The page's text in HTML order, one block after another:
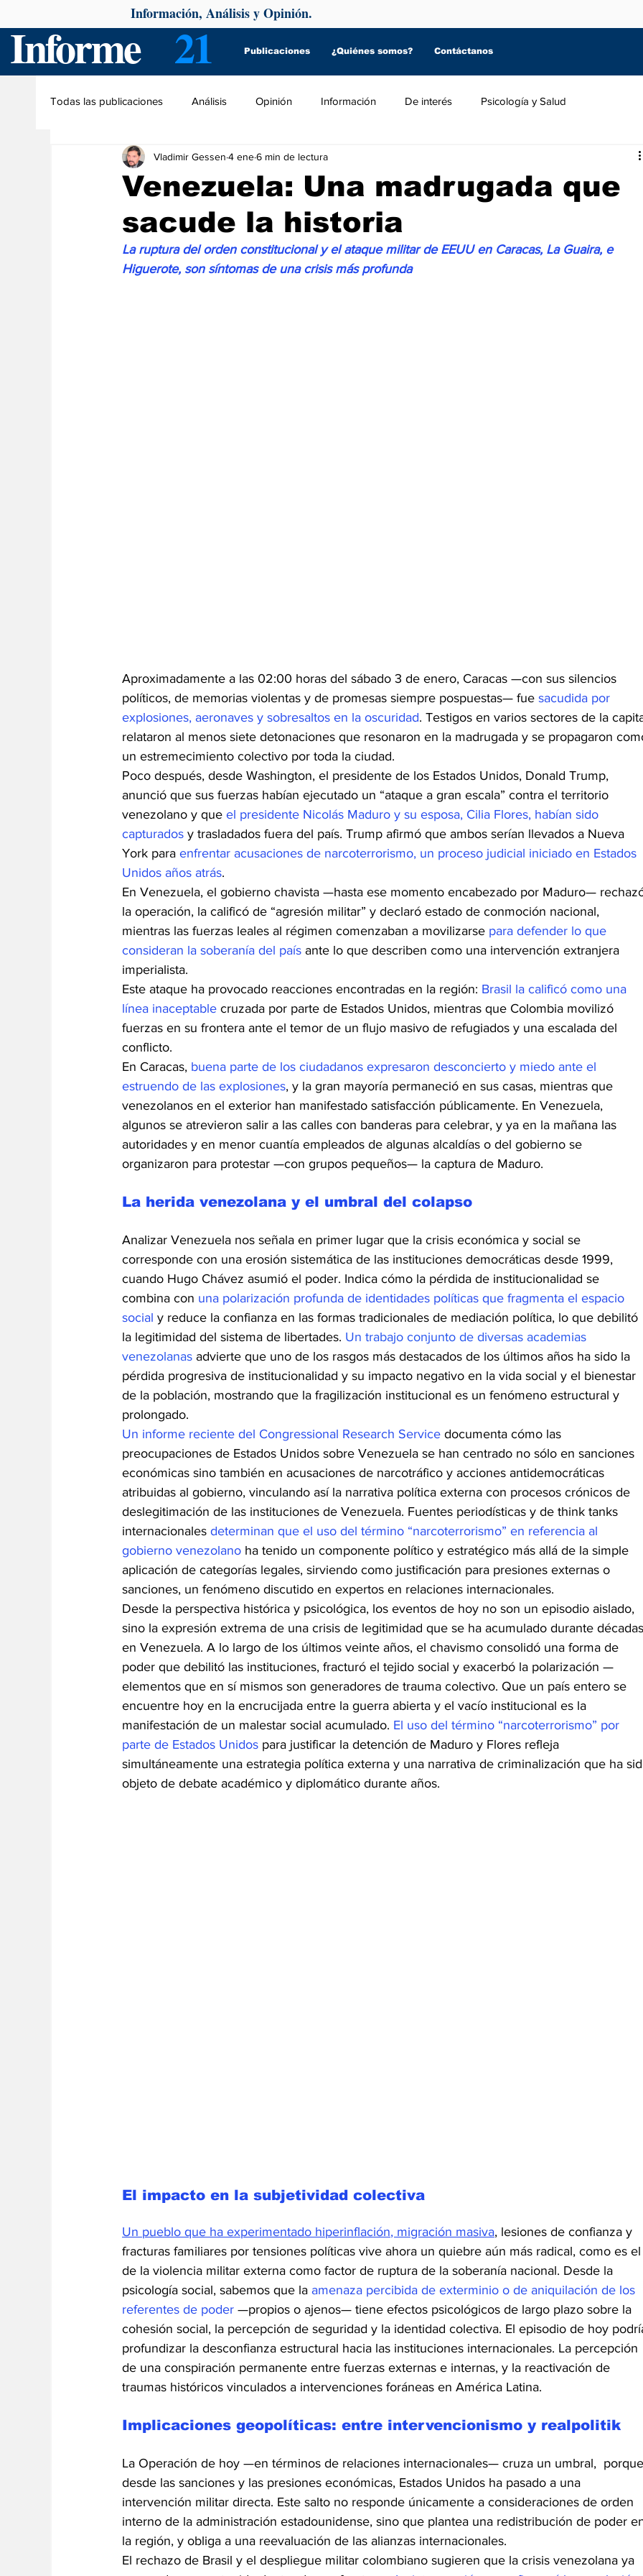
Informe 21 Publicaciones ¿Quiénes somos? Contáctanos
Información, Análisis y Opinión.
Todas las publicaciones Análisis Opinión Información De interés Psicología y Salud
Venezuela: Una madrugada que
sacude la historia
Vladimir Gessen 4 ene6 min de lectura
La ruptura del orden constitucional y el ataque militar de EEUU en Caracas, La Guaira, e
Higuerote, son síntomas de una crisis más profunda
Aproximadamente a las 02:00 horas del sábado 3 de enero, Caracas —con sus silencios
políticos, de memorias violentas y de promesas siempre pospuestas— fue sacudida por
explosiones, aeronaves y sobresaltos en la oscuridad. Testigos en varios sectores de la
relataron al menos siete detonaciones que resonaron en la madrugada y se propagaron
un estremecimiento colectivo por toda la ciudad.
Poco después, desde Washington, el presidente de los Estados Unidos, Donald Trump,
anunció que sus fuerzas habían ejecutado un “ataque a gran escala” contra el territorio
venezolano y que el presidente Nicolás Maduro y su esposa, Cilia Flores, habían sido
capturados y trasladados fuera del país. Trump afirmó que ambos serían llevados a Nueva
York para enfrentar acusaciones de narcoterrorismo, un proceso judicial iniciado en Estados
Unidos años atrás.
En Venezuela, el gobierno chavista —hasta ese momento encabezado por Maduro—
la operación, la calificó de “agresión militar” y declaró estado de conmoción nacional,
mientras las fuerzas leales al régimen comenzaban a movilizarse para defender lo que
consideran la soberanía del país ante lo que describen como una intervención extranjera
imperialista.
Este ataque ha provocado reacciones encontradas en la región: Brasil la calificó como una
línea inaceptable cruzada por parte de Estados Unidos, mientras que Colombia movilizó
fuerzas en su frontera ante el temor de un flujo masivo de refugiados y una escalada del
conflicto.
En Caracas, buena parte de los ciudadanos expresaron desconcierto y miedo ante el
estruendo de las explosiones, y la gran mayoría permaneció en sus casas, mientras que
venezolanos en el exterior han manifestado satisfacción públicamente. En Venezuela,
algunos se atrevieron salir a las calles con banderas para celebrar, y ya en la mañana las
autoridades y en menor cuantía empleados de algunas alcaldías o del gobierno se
organizaron para protestar —con grupos pequeños— la captura de Maduro.
La herida venezolana y el umbral del colapso
Analizar Venezuela nos señala en primer lugar que la crisis económica y social se
corresponde con una erosión sistemática de las instituciones democráticas desde 1999,
cuando Hugo Chávez asumió el poder. Indica cómo la pérdida de institucionalidad se
combina con una polarización profunda de identidades políticas que fragmenta el espacio
social y reduce la confianza en las formas tradicionales de mediación política, lo que debilitó
la legitimidad del sistema de libertades. Un trabajo conjunto de diversas academias
venezolanas advierte que uno de los rasgos más destacados de los últimos años ha sido la
pérdida progresiva de institucionalidad y su impacto negativo en la vida social y el bienestar
de la población, mostrando que la fragilización institucional es un fenómeno estructural y
prolongado.
Un informe reciente del Congressional Research Service documenta cómo las
preocupaciones de Estados Unidos sobre Venezuela se han centrado no sólo en sanciones
económicas sino también en acusaciones de narcotráfico y acciones antidemocráticas
atribuidas al gobierno, vinculando así la narrativa política externa con procesos crónicos de
deslegitimación de las instituciones de Venezuela. Fuentes periodísticas y de think tanks
internacionales determinan que el uso del término “narcoterrorismo” en referencia al
gobierno venezolano ha tenido un componente político y estratégico más allá de la simple
aplicación de categorías legales, sirviendo como justificación para presiones externas o
sanciones, un fenómeno discutido en expertos en relaciones internacionales.
Desde la perspectiva histórica y psicológica, los eventos de hoy no son un episodio aislado,
sino la expresión extrema de una crisis de legitimidad que se ha acumulado durante
en Venezuela. A lo largo de los últimos veinte años, el chavismo consolidó una forma de
poder que debilitó las instituciones, fracturó el tejido social y exacerbó la polarización —
elementos que en sí mismos son generadores de trauma colectivo. Que un país entero se
encuentre hoy en la encrucijada entre la guerra abierta y el vacío institucional es la
manifestación de un malestar social acumulado. El uso del término “narcoterrorismo” por
parte de Estados Unidos para justificar la detención de Maduro y Flores refleja
simultáneamente una estrategia política externa y una narrativa de criminalización que ha
objeto de debate académico y diplomático durante años.
El impacto en la subjetividad colectiva
Un pueblo que ha experimentado hiperinflación, migración masiva, lesiones de confianza y
fracturas familiares por tensiones políticas vive ahora un quiebre aún más radical, como es
de la violencia militar externa como factor de ruptura de la soberanía nacional. Desde la
psicología social, sabemos que la amenaza percibida de exterminio o de aniquilación de los
referentes de poder —propios o ajenos— tiene efectos psicológicos de largo plazo sobre la
cohesión social, la percepción de seguridad y la identidad colectiva. El episodio de hoy
profundizar la desconfianza estructural hacia las instituciones internacionales. La percepción
de una conspiración permanente entre fuerzas externas e internas, y la reactivación de
traumas históricos vinculados a intervenciones foráneas en América Latina.
Implicaciones geopolíticas: entre intervencionismo y realpolitik
La Operación de hoy —en términos de relaciones internacionales— cruza un umbral,
desde las sanciones y las presiones económicas, Estados Unidos ha pasado a una
intervención militar directa. Este salto no responde únicamente a consideraciones de orden
interno de la administración estadounidense, sino que plantea una redistribución de poder
la región, y obliga a una reevaluación de las alianzas internacionales.
El rechazo de Brasil y el despliegue militar colombiano sugieren que la crisis venezolana ya